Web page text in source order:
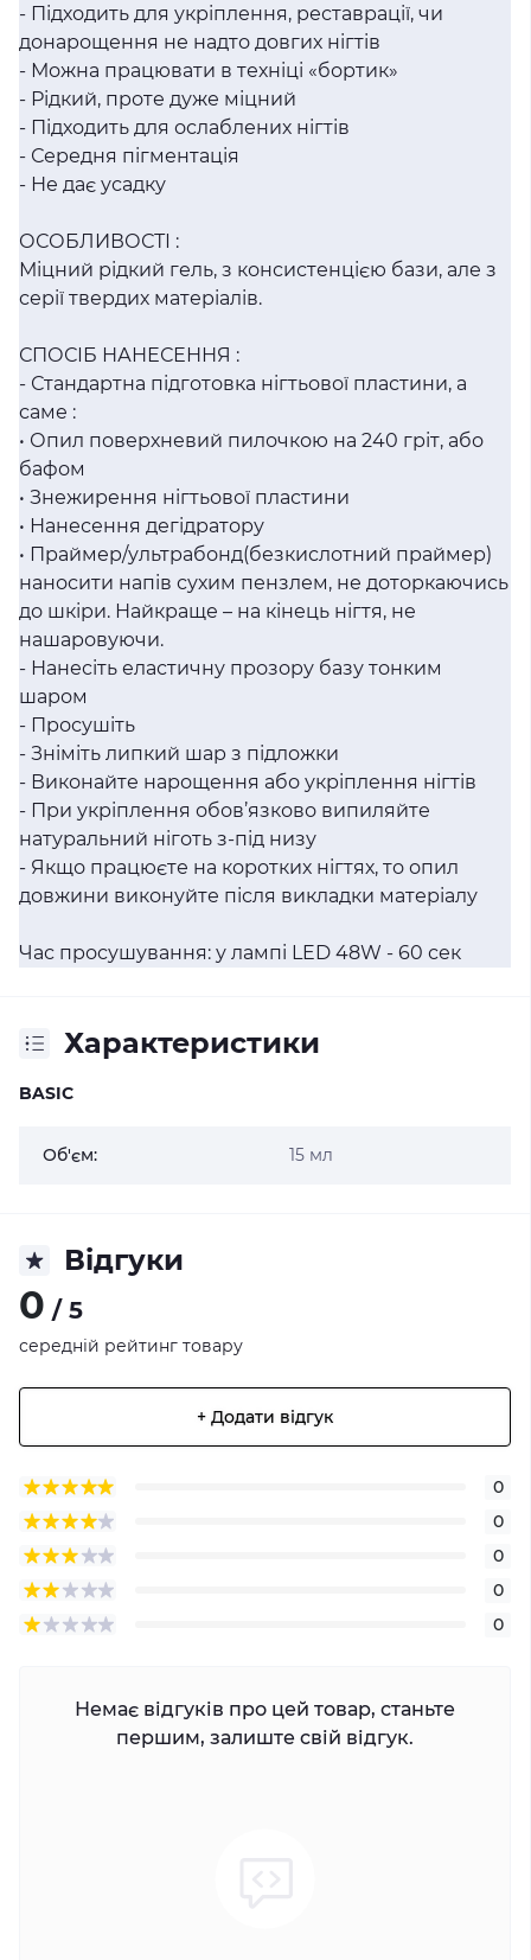
- Підходить для укріплення, реставрації, чи
донарощення не надто довгих нігтів
- Можна працювати в техніці «бортик»
- Рідкий, проте дуже міцний
- Підходить для ослаблених нігтів
- Середня пігментація
- Не дає усадку
ОСОБЛИВОСТІ :
Міцний рідкий гель, з консистенцією бази, але з
серії твердих матеріалів.
СПОСІБ НАНЕСЕННЯ :
- Стандартна підготовка нігтьової пластини, а
саме :
• Опил поверхневий пилочкою на 240 гріт, або
бафом
• Знежирення нігтьової пластини
• Нанесення дегідратору
• Праймер/ультрабонд(безкислотний праймер)
наносити напів сухим пензлем, не доторкаючись
до шкіри. Найкраще – на кінець нігтя, не
нашаровуючи.
- Нанесіть еластичну прозору базу тонким
шаром
- Просушіть
- Зніміть липкий шар з підложки
- Виконайте нарощення або укріплення нігтів
- При укріплення обов’язково випиляйте
натуральний ніготь з-під низу
- Якщо працюєте на коротких нігтях, то опил
довжини виконуйте після викладки матеріалу
Час просушування: у лампі LED 48W - 60 сек
Характеристики
BASIC
Об'єм: 15 мл
Відгуки
0 / 5
середній рейтинг товару
+ Додати відгук
0
0
0
0
0
Немає відгуків про цей товар, станьте
першим, залиште свій відгук.